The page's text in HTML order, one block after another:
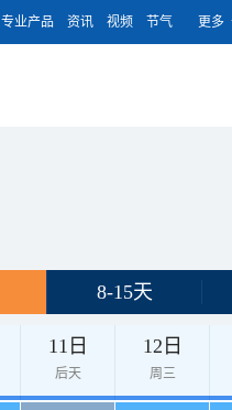
专业产品 资讯 视频 节气 更多
8-15天
11日
后天
12日
周三